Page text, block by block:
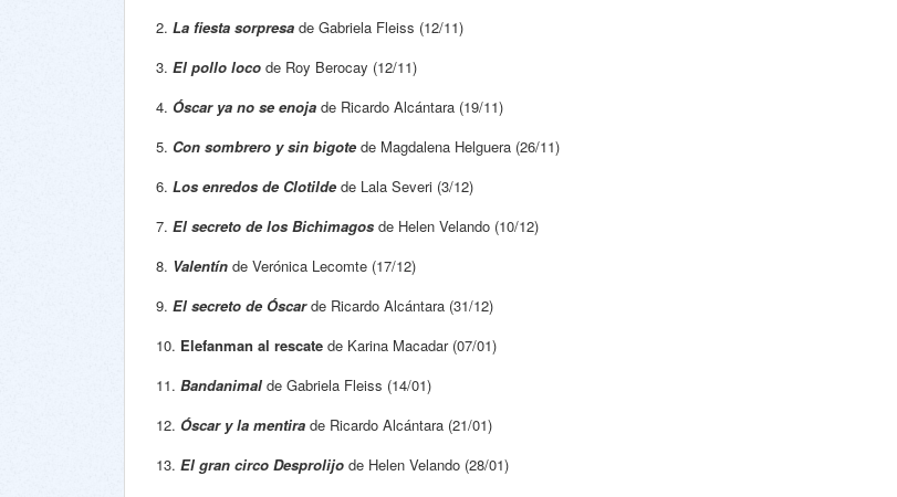
2. La fiesta sorpresa de Gabriela Fleiss (12/11)
3. El pollo loco de Roy Berocay (12/11)
4. Óscar ya no se enoja de Ricardo Alcántara (19/11)
5. Con sombrero y sin bigote de Magdalena Helguera (26/11)
6. Los enredos de Clotilde de Lala Severi (3/12)
7. El secreto de los Bichimagos de Helen Velando (10/12)
8. Valentín de Verónica Lecomte (17/12)
9. El secreto de Óscarde Ricardo Alcántara (31/12)
10. Elefanman al rescate de Karina Macadar (07/01)
11. Bandanimal de Gabriela Fleiss (14/01)
12. Óscar y la mentira de Ricardo Alcántara (21/01)
13. El gran circo Desprolijo de Helen Velando (28/01)